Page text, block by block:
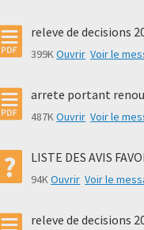
releve de decisions
399KOuvrir Voir le
arrete portant
487KOuvrir Voir le
LISTE DES AVIS
94KOuvrir Voir le
releve de decisions